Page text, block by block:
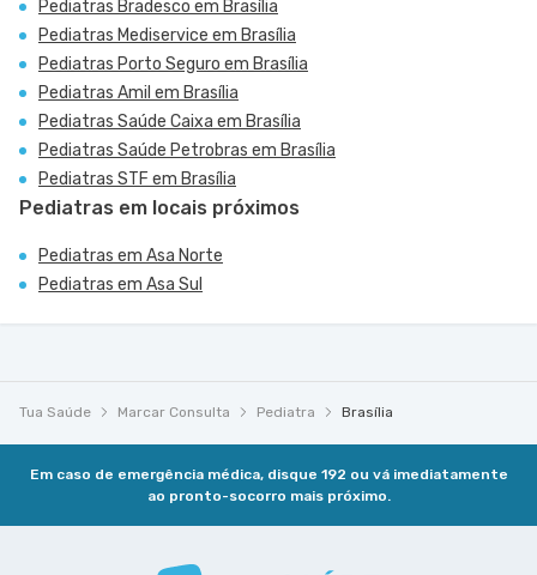
Pediatras Bradesco em Brasília
Pediatras Mediservice em Brasília
Pediatras Porto Seguro em Brasília
Pediatras Amil em Brasília
Pediatras Saúde Caixa em Brasília
Pediatras Saúde Petrobras em Brasília
Pediatras STF em Brasília
Pediatras em locais próximos
Pediatras em Asa Norte
Pediatras em Asa Sul
Tua Saúde Marcar Consulta Pediatra Brasília
Em caso de emergência médica, disque 192 ou vá imediatamente
ao pronto-socorro mais próximo.